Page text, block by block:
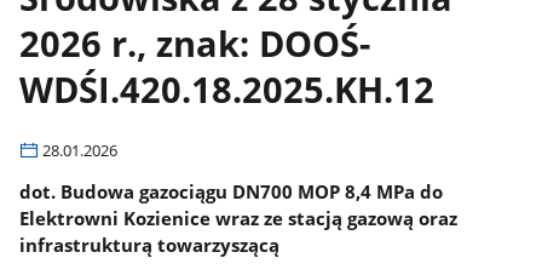
2026 r., znak: DOOŚ-
WDŚI.420.18.2025.KH.12
28.01.2026
dot. Budowa gazociągu DN700 MOP 8,4 MPa do
Elektrowni Kozienice wraz ze stacją gazową oraz
infrastrukturą towarzyszącą